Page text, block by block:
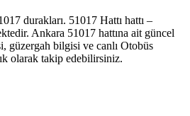
durakları. 51017 Hattı hattı –
Ankara 51017 hattına ait güncel
güzergah bilgisi ve canlı Otobüs
olarak takip edebilirsiniz.